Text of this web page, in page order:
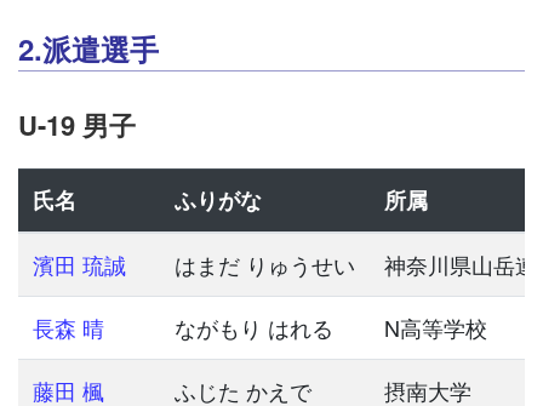
2.派遣選手
U-19 男子
氏名 ふりがな 所属
濱田 琉誠 はまだ りゅうせい
神奈川県山岳連
長森 晴
ながもり はれる
N高等学校
藤田 楓
ふじた かえで
摂南大学